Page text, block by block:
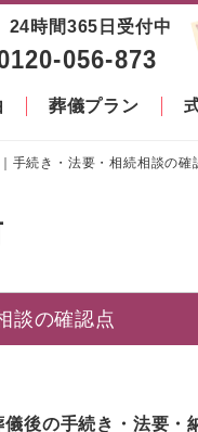
24時間365日受付中
056-873
葬儀プラン
手続き・法要・相続相談の確
談の確認点
後の手続き・法要・